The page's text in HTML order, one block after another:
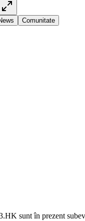
Comunitate
sunt în prezent